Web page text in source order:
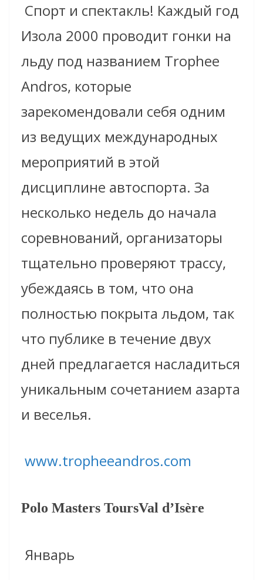
Спорт и спектакль! Каждый год
Изола 2000 проводит гонки на
льду под названием Trophee
Andros, которые
зарекомендовали себя одним
из ведущих международных
мероприятий в этой
дисциплине автоспорта. За
несколько недель до начала
соревнований, организаторы
тщательно проверяют трассу,
убеждаясь в том, что она
полностью покрыта льдом, так
что публике в течение двух
дней предлагается насладиться
уникальным сочетанием азарта
и веселья.
www.tropheeandros.com
Polo Masters ToursVal d’Isère
Январь